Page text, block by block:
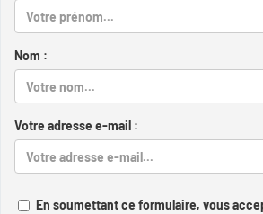
Nom :
Votre adresse e-mail :
En soumettant ce formulaire, vous